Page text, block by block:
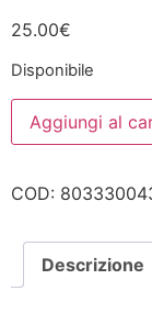
25.00€
Disponibile
LINO
BANFI
CORNO
E
CINEMINI
PVC
quantità
Aggiungi al
COD:
Descrizione